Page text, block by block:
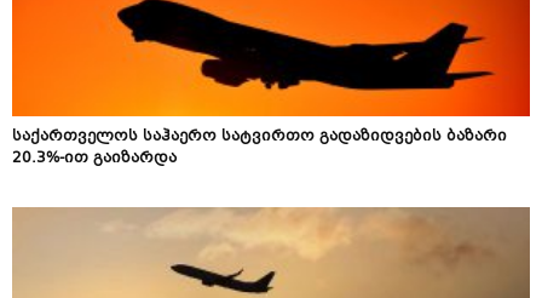
საქართველოს საჰაერო სატვირთო გადაზიდვების ბაზარი
20.3%-ით გაიზარდა